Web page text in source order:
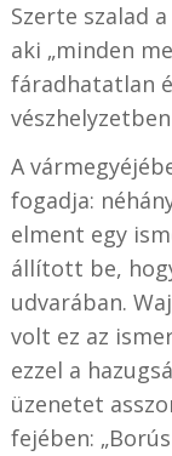
Szerte szalad
aki „minden
fáradhatatlan
A
fogadja:
elment egy
állított be,
udvarában.
volt ez az
ezzel a
üzenetet
fejében: